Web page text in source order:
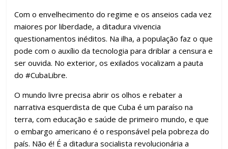
Com o envelhecimento do regime e os anseios cada vez
maiores por liberdade, a ditadura vivencia
questionamentos inéditos. Na ilha, a população faz o que
pode com o auxílio da tecnologia para driblar a censura e
ser ouvida. No exterior, os exilados vocalizam a pauta
do #CubaLibre.
O mundo livre precisa abrir os olhos e rebater a
narrativa esquerdista de que Cuba é um paraíso na
terra, com educação e saúde de primeiro mundo, e que
o embargo americano é o responsável pela pobreza do
país. Não é! É a ditadura socialista revolucionária a